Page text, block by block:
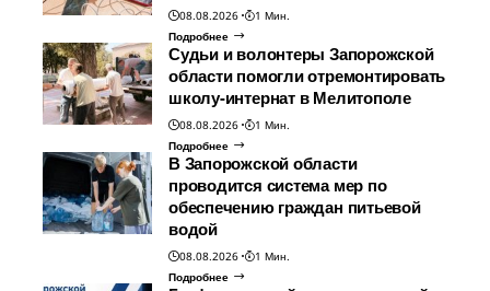
08.08.2026
1 Мин.
Подробнее
Судьи и волонтеры Запорожской
области помогли отремонтировать
школу-интернат в Мелитополе
08.08.2026
1 Мин.
Подробнее
В Запорожской области
проводится система мер по
обеспечению граждан питьевой
водой
08.08.2026
1 Мин.
Подробнее